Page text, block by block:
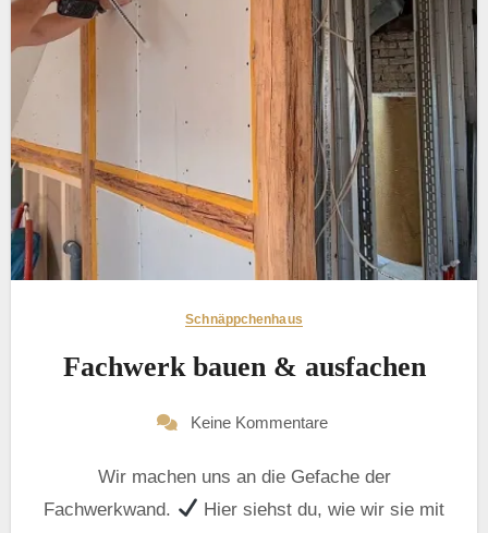
Schnäppchenhaus
Fachwerk bauen & ausfachen
Keine Kommentare
Wir machen uns an die Gefache der
Fachwerkwand.
Hier siehst du, wie wir sie mit